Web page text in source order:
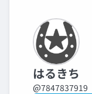
はるきち
@7847837919